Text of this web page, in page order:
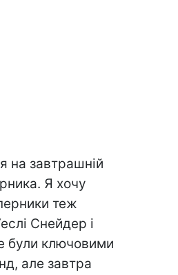
на завтрашній
Я хочу
теж
Снейдер і
були ключовими
але завтра